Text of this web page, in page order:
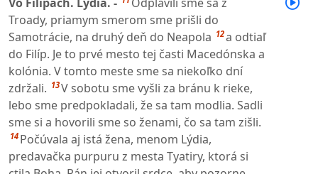
Troady, priamym smerom sme prišli do
Samotrácie, na druhý deň do Neapola 12a odtiaľ
do Filíp. Je to prvé mesto tej časti Macedónska a
kolónia. V tomto meste sme sa niekoľko dní
zdržali. 13V sobotu sme vyšli za bránu k rieke,
lebo sme predpokladali, že sa tam modlia. Sadli
sme si a hovorili sme so ženami, čo sa tam zišli.
14 Počúvala aj istá žena, menom Lýdia,
predavačka purpuru z mesta Tyatiry, ktorá si